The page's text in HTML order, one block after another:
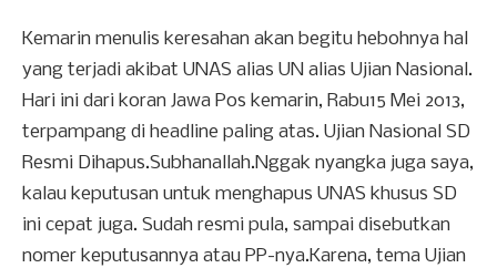
Kemarin menulis keresahan akan begitu hebohnya hal
yang terjadi akibat UNAS alias UN alias Ujian Nasional.
Hari ini dari koran Jawa Pos kemarin, Rabu15 Mei 2013,
terpampang di headline paling atas. Ujian Nasional SD
Resmi Dihapus.Subhanallah.Nggak nyangka juga saya,
kalau keputusan untuk menghapus UNAS khusus SD
ini cepat juga. Sudah resmi pula, sampai disebutkan
nomer keputusannya atau PP-nya.Karena, tema Ujian